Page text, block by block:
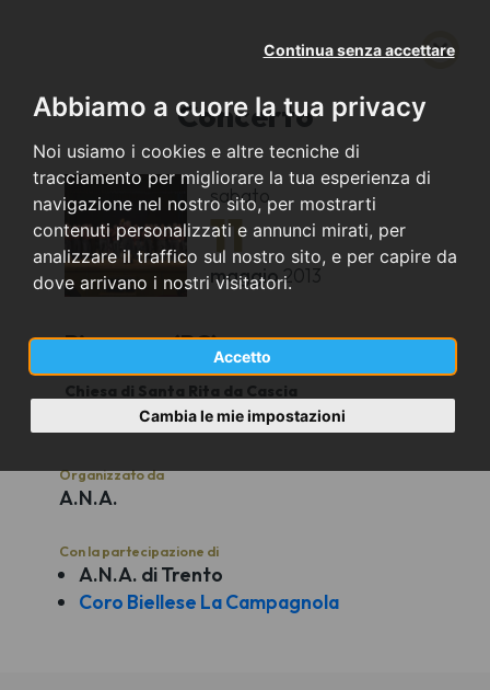
Abbiamo a cuore la tua privacy
Noi usiamo i cookies e altre tecniche di
tracciamento per migliorare la tua esperienza di
navigazione nel nostro sito, per mostrarti
contenuti personalizzati e annunci mirati, per
analizzare il traffico sul nostro sito, e per capire da
dove arrivano i nostri visitatori.
Accetto
Continua senza accettare
Cambia le mie impostazioni
Concerto
sabato
11
maggio2013
Piacenza (PC)
Chiesa di Santa Rita da Cascia
Organizzato da
A.N.A.
Con la partecipazione di
A.N.A. di Trento
Coro Biellese La Campagnola